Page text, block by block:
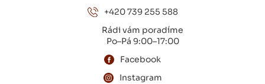
+420 739 255 588
Rádi vám poradíme
Po–Pá 9:00–17:00
Facebook
Instagram